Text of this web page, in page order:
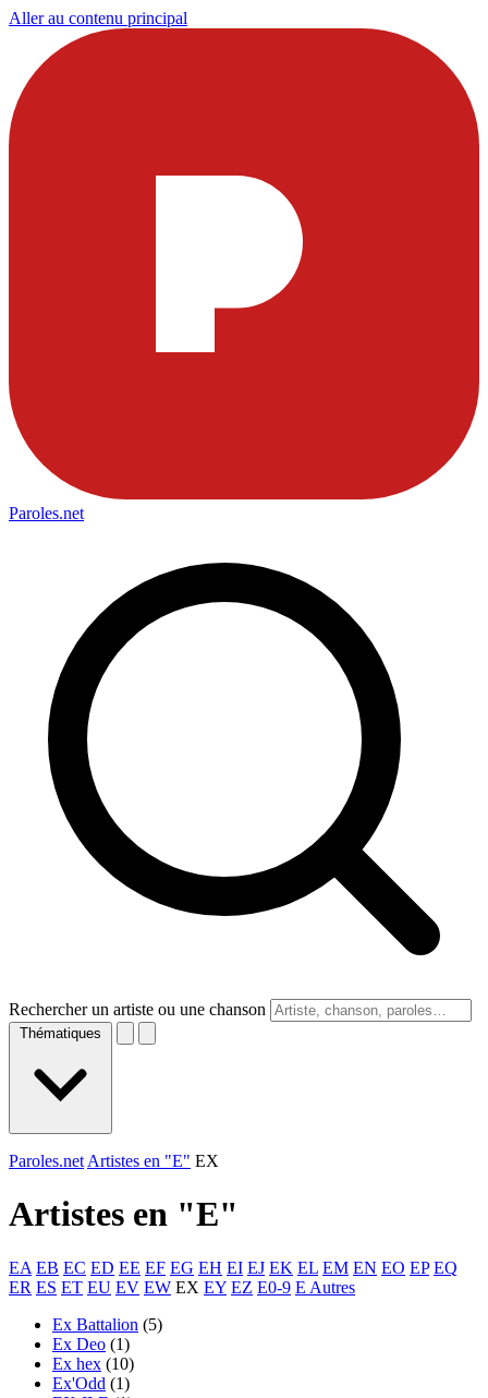
Aller au contenu principal
Paroles.net
Rechercher un artiste ou une chanson
Thématiques
Paroles.net Artistes en "E" EX
Artistes en "E"
EA EB EC ED EE EF EG EH EI EJ EK EL EM EN EO EP EQ
ER ES ET EU EV EW EX EY EZ E0-9 E Autres
Ex Battalion (5)
Ex Deo (1)
Ex hex (10)
Ex'Odd (1)